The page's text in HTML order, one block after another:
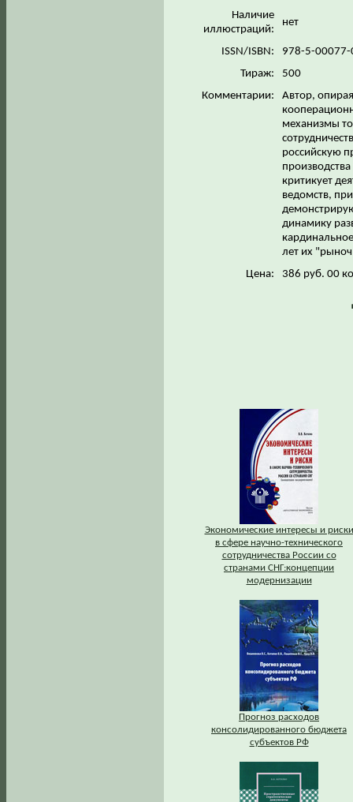
Наличие
иллюстраций:
нет
ISSN/ISBN:
978-5-
Тираж:
500
Комментарии:
Автор,
механизмы
российскую
критикует
ведомств,
динамику
лет их
Цена:
386 руб. 00
Экономические интересы и риски
в сфере научно-технического
сотрудничества России со
странами СНГ:концепции
модернизации
Прогноз расходов
консолидированного бюджета
субъектов РФ